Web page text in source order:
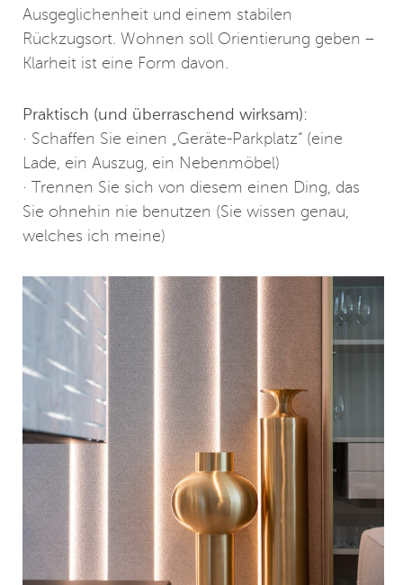
Ausgeglichenheit und einem stabilen
Rückzugsort. Wohnen soll Orientierung geben –
Klarheit ist eine Form davon.
Praktisch (und überraschend wirksam):
· Schaffen Sie einen „Geräte-Parkplatz“ (eine
Lade, ein Auszug, ein Nebenmöbel)
· Trennen Sie sich von diesem einen Ding, das
Sie ohnehin nie benutzen (Sie wissen genau,
welches ich meine)